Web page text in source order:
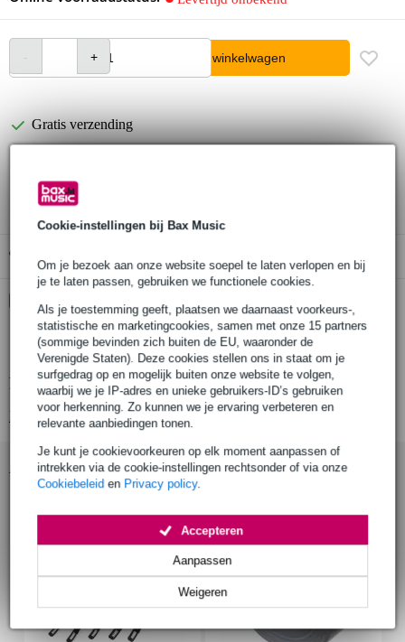
Cookie-instellingen bij Bax Music
Om je bezoek aan onze website soepel te laten verlopen en bij
je te laten passen, gebruiken we functionele cookies.
Als je toestemming geeft, plaatsen we daarnaast voorkeurs-,
statistische en marketingcookies, samen met onze 15 partners
(sommige bevinden zich buiten de EU, waaronder de
Verenigde Staten). Deze cookies stellen ons in staat om je
surfgedrag op en mogelijk buiten onze website te volgen,
waarbij we je IP-adres en unieke gebruikers-ID’s gebruiken
voor herkenning. Zo kunnen we je ervaring verbeteren en
relevante aanbiedingen tonen.
Je kunt je cookievoorkeuren op elk moment aanpassen of
intrekken via de cookie-instellingen rechtsonder of via onze
Cookiebeleid en Privacy policy.
Weigeren
Aanpassen
Accepteren
In winkelwagen
Gratis verzending
3 jaar Bax Music garantie
voordelen
€ 5,20 eenmalig
Productinformatie
Bekijk alle productspecificaties
Accessoires (9)